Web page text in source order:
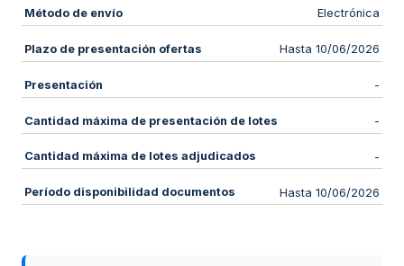
Método de envío Electrónica
Plazo de presentación ofertas Hasta 10/06/2026
Presentación -
Cantidad máxima de presentación de lotes -
Cantidad máxima de lotes adjudicados -
Período disponibilidad documentos Hasta 10/06/2026